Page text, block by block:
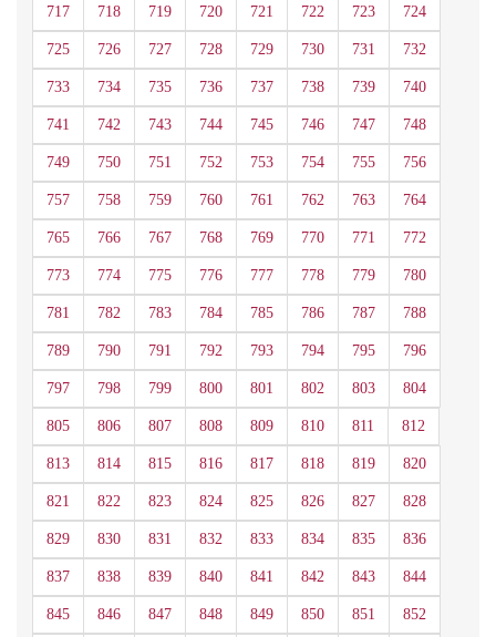
717 718 719 720 721 722 723 724
725 726 727 728 729 730 731 732
733 734 735 736 737 738 739 740
741 742 743 744 745 746 747 748
749 750 751 752 753 754 755 756
757 758 759 760 761 762 763 764
765 766 767 768 769 770 771 772
773 774 775 776 777 778 779 780
781 782 783 784 785 786 787 788
789 790 791 792 793 794 795 796
797 798 799 800 801 802 803 804
805 806 807 808 809 810 811 812
813 814 815 816 817 818 819 820
821 822 823 824 825 826 827 828
829 830 831 832 833 834 835 836
837 838 839 840 841 842 843 844
845 846 847 848 849 850 851 852